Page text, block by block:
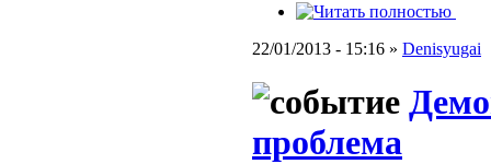
22/01/2013 - 15:16 » Denisyugai
проблема